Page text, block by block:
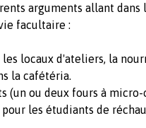
arguments allant dans
facultaire :
locaux d'ateliers, la
la cafétéria.
(un ou deux fours à micro-
les étudiants de